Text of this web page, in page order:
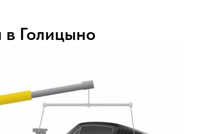
Голицыно